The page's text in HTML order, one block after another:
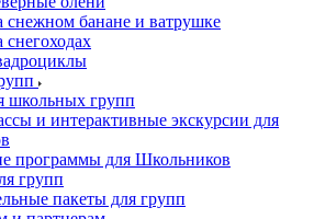
снежном банане и ватрушке
снегоходах
школьных групп
и интерактивные экскурсии для
программы для Школьников
групп
пакеты для групп